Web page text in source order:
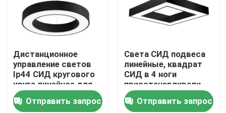
Проверка качества
Новости
Поверхностный установленный профиль СИД
Дистанционное
управление светов
Ip44 СИД кругового
круга линейное для
украшения офиса
Отправить запрос
Света СИД подвеса
линейные, квадрат
СИД в 4 ноги
приостанавливали
линейное
приспособление
Отправить запрос